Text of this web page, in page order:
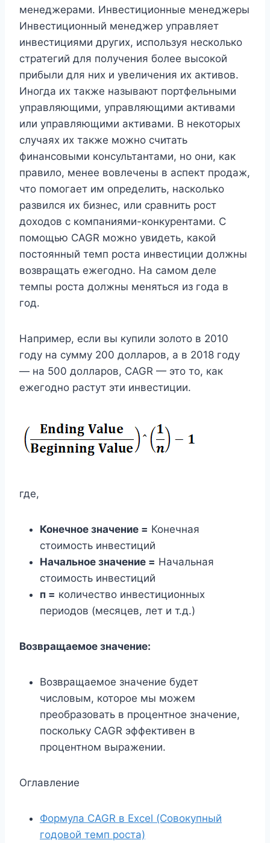
менеджерами. Инвестиционные менеджеры
Инвестиционный менеджер управляет
инвестициями других, используя несколько
стратегий для получения более высокой
прибыли для них и увеличения их активов.
Иногда их также называют портфельными
управляющими, управляющими активами
или управляющими активами. В некоторых
случаях их также можно считать
финансовыми консультантами, но они, как
правило, менее вовлечены в аспект продаж,
что помогает им определить, насколько
развился их бизнес, или сравнить рост
доходов с компаниями-конкурентами. С
помощью CAGR можно увидеть, какой
постоянный темп роста инвестиции должны
возвращать ежегодно. На самом деле
темпы роста должны меняться из года в
год.
Например, если вы купили золото в 2010
году на сумму 200 долларов, а в 2018 году
— на 500 долларов, CAGR — это то, как
ежегодно растут эти инвестиции.
где,
Конечное значение = Конечная
стоимость инвестиций
Начальное значение = Начальная
стоимость инвестиций
п = количество инвестиционных
периодов (месяцев, лет и т.д.)
Возвращаемое значение:
Возвращаемое значение будет
числовым, которое мы можем
преобразовать в процентное значение,
поскольку CAGR эффективен в
процентном выражении.
Оглавление
Формула CAGR в Excel (Совокупный
годовой темп роста)